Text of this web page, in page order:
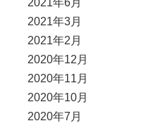
2021年3月
2021年2月
2020年12月
2020年11月
2020年10月
2020年7月